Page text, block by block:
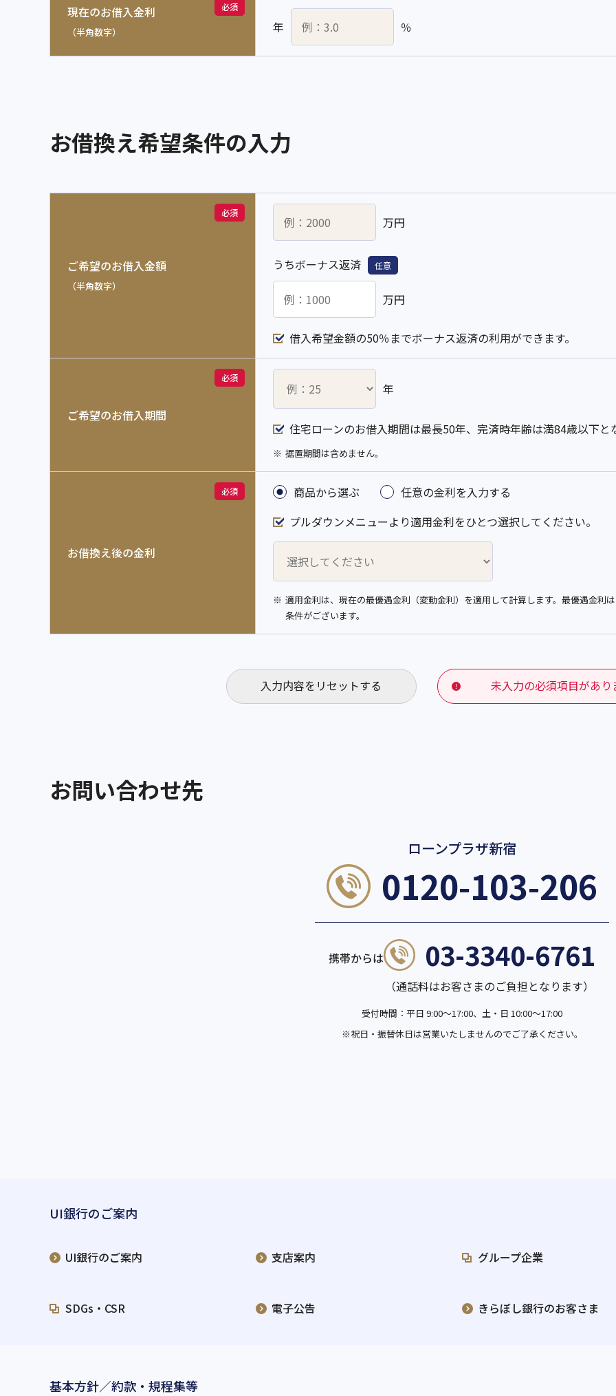
現在のお借入金利
（半角数字）
必須
年 ％
お借換え希望条件の入力
ご希望のお借入金額
（半角数字）
必須
万円
うちボーナス返済 任意
万円
借入希望金額の50％までボーナス返済の利用ができます。
ご希望のお借入期間
必須
年
住宅ローンのお借入期間は最長50年、完済時年齢は満84歳以下と
※ 据置期間は含めません。
お借換え後の金利
必須 商品から選ぶ
任意の金利を入力する
プルダウンメニューより適用金利をひとつ選択してください。
※ 適用金利は、現在の最優遇金利（変動金利）を適用して計算します。最優遇金利
条件がございます。
入力内容をリセットする 未入力の必須項目があり
お問い合わせ先
ローンプラザ新宿
0120-103-206
携帯からは 03-3340-6761
（通話料はお客さまのご負担となります）
受付時間：平日 9:00～17:00、土・日 10:00～17:00
※祝日・振替休日は営業いたしませんのでご了承ください。
UI銀行のご案内
UI銀行のご案内 支店案内 グループ企業
SDGs・CSR
電子公告 きらぼし銀行のお客さま
基本方針／約款・規程集等